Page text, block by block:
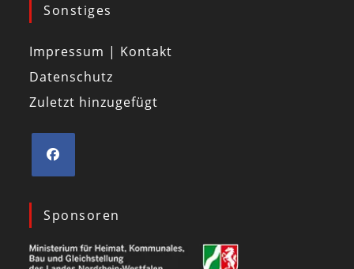
Sonstiges
Impressum | Kontakt
Datenschutz
Zuletzt hinzugefügt
Sponsoren